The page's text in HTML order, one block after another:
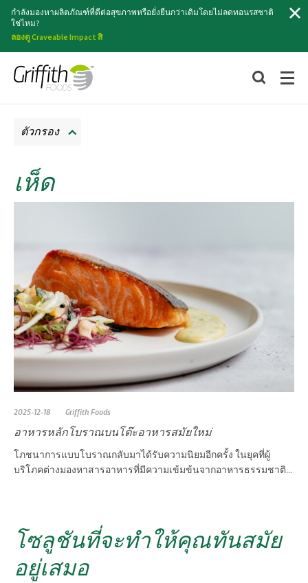
กำลังมองหาผลิตภัณฑ์ที่ดีต่อสุขภาพหรือยั่งยืนกว่าเดิมโดยไม่ลดทอนรสชาติ
ใช่ไหม?
ลองดู Craveable Impact สิ
เห็ด
ตัวกรอง
2025-12-18 Griffith Foods
อาหารหลักโบราณบนโต๊ะอาหารสมัยใหม่
โภชนาการแบบโบราณกลับมาได้รับความนิยมอีกครั้ง ในยุคที่ผู้
บริโภคต่างมองหาสารอาหารที่มีความเข้มข้นจากอาหารธรรมชาติ...
โซลูชันที่จะทำให้คุณทันสมัย
อยู่เสมอ